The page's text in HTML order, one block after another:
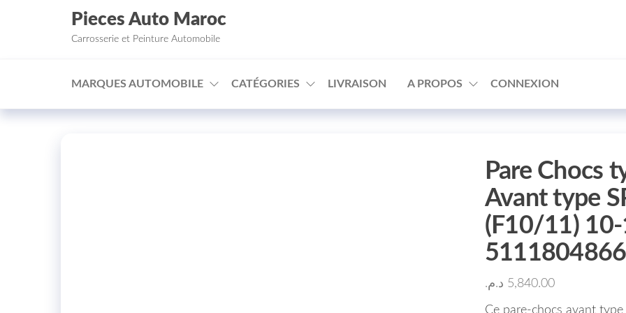
Aller au contenu
Pieces Auto Maroc
Carrosserie et Peinture Automobile
MARQUES AUTOMOBILE CATÉGORIES LIVRAISON A PROPOS CONNEXION
Pare Chocs
Avant type
(F10/11)
5,840.00 د.م.
Ce pare-chocs avant type